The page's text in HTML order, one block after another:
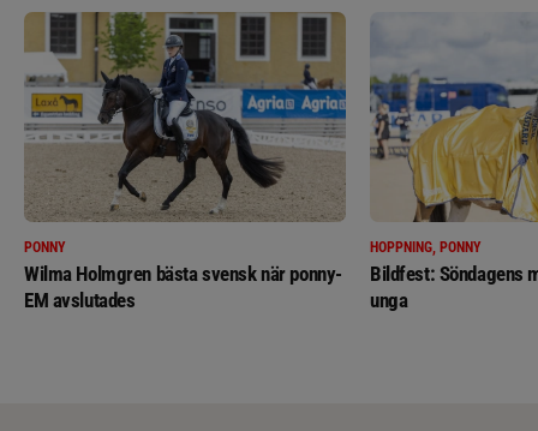
PONNY
Wilma Holmgren bästa svensk när ponny-
EM avslutades
HOPPNING, PONNY
Bildfest: Söndagens
unga